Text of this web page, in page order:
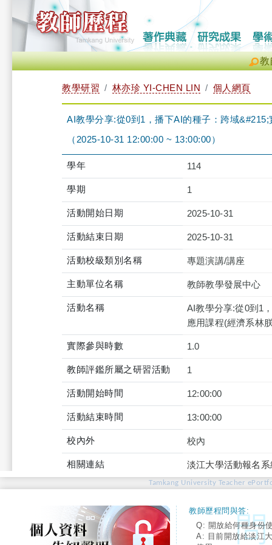
教
教學研習 林亦珍 YI-CHEN LIN 個人網頁
AI教學分享:從0到1，播下AI的種子：跨域
（2025-10-31 12:00:00 ~ 13:00:00）
學年 114
學期 1
活動開始日期 2025-10-31
活動結束日期 2025-10-31
活動校級類別名稱 專題演講/講座
主動單位名稱 教師教學發展中心
活動名稱
AI教學分享:從0到1
應用課程(經濟系林
實際參與時數 1.0
教師評鑑所屬之研習活動 1
活動開始時間 12:00:00
活動結束時間 13:00:00
校內外 校內
相關連結 淡江大學活動報名
Tamkang University Teacher
教師歷程問與答:
Q: 開放給何種身份
A: 目前開放給淡江